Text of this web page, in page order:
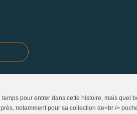
pour entrer dans cette histoire, mais quel
notamment pour sa collection de<br />